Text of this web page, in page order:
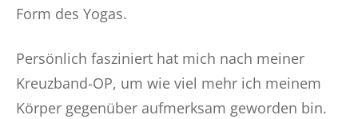
Form des Yogas.
Persönlich fasziniert hat mich nach meiner
Kreuzband-OP, um wie viel mehr ich meinem
Körper gegenüber aufmerksam geworden bin.